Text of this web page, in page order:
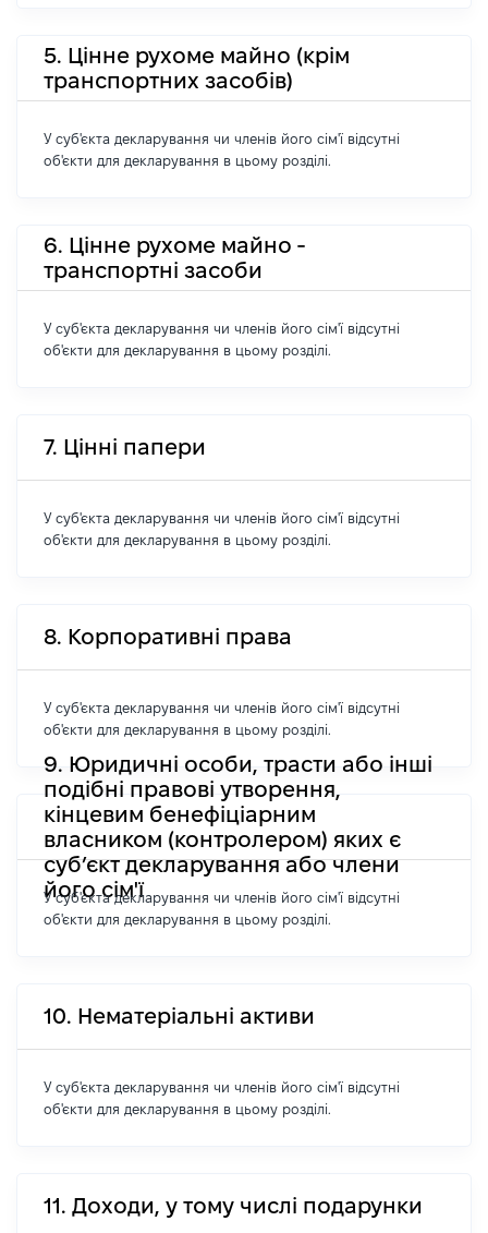
5. Цінне рухоме майно (крім
транспортних засобів)
У суб'єкта декларування чи членів його сім'ї відсутні
об'єкти для декларування в цьому розділі.
6. Цінне рухоме майно -
транспортні засоби
У суб'єкта декларування чи членів його сім'ї відсутні
об'єкти для декларування в цьому розділі.
7. Цінні папери
У суб'єкта декларування чи членів його сім'ї відсутні
об'єкти для декларування в цьому розділі.
8. Корпоративні права
У суб'єкта декларування чи членів його сім'ї відсутні
об'єкти для декларування в цьому розділі.
9. Юридичні особи, трасти або інші
подібні правові утворення,
кінцевим бенефіціарним
власником (контролером) яких є
суб’єкт декларування або члени
його сім'ї
У суб'єкта декларування чи членів його сім'ї відсутні
об'єкти для декларування в цьому розділі.
10. Нематеріальні активи
У суб'єкта декларування чи членів його сім'ї відсутні
об'єкти для декларування в цьому розділі.
11. Доходи, у тому числі подарунки